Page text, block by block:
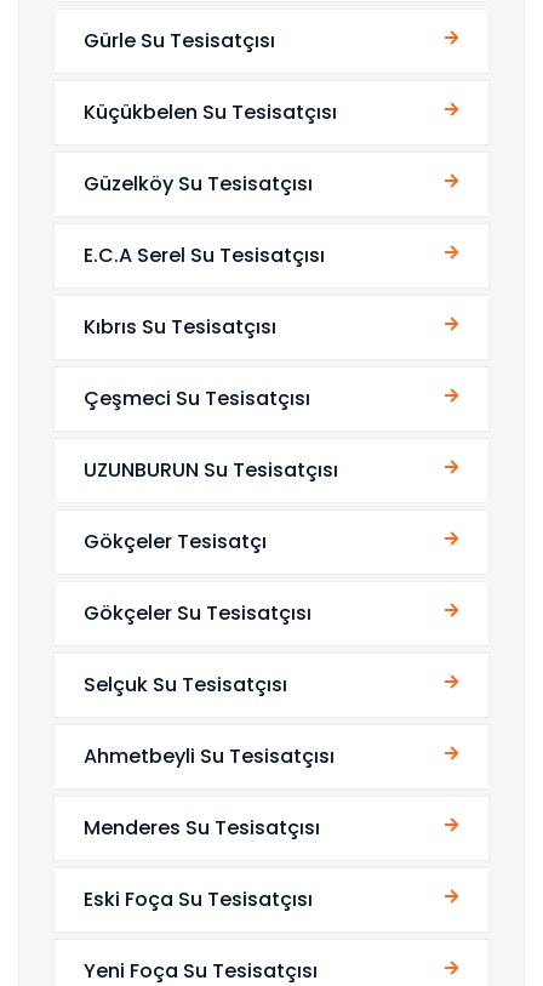
Gürle Su Tesisatçısı
Küçükbelen Su Tesisatçısı
Güzelköy Su Tesisatçısı
E.C.A Serel Su Tesisatçısı
Kıbrıs Su Tesisatçısı
Çeşmeci Su Tesisatçısı
UZUNBURUN Su Tesisatçısı
Gökçeler Tesisatçı
Gökçeler Su Tesisatçısı
Selçuk Su Tesisatçısı
Ahmetbeyli Su Tesisatçısı
Menderes Su Tesisatçısı
Eski Foça Su Tesisatçısı
Yeni Foça Su Tesisatçısı